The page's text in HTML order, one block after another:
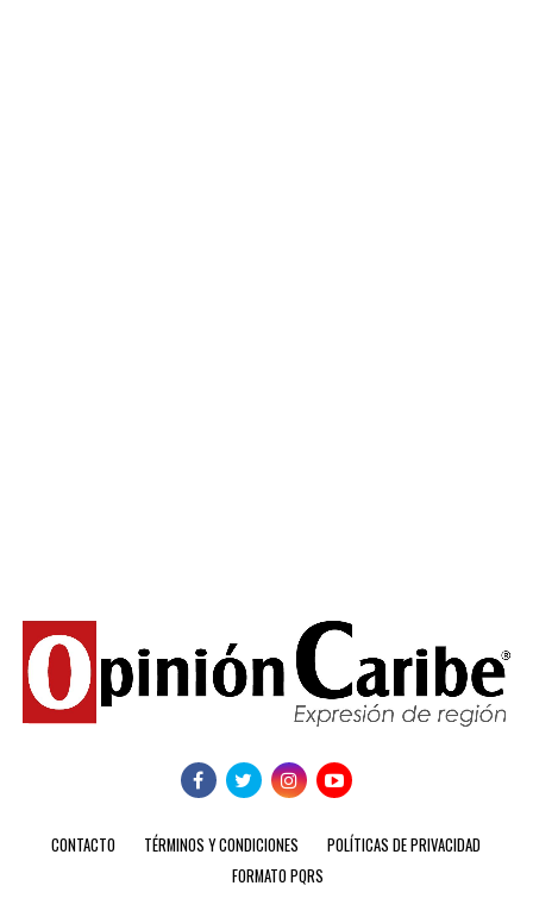
CONTACTO TÉRMINOS Y CONDICIONES
POLÍTICAS DE PRIVACIDAD
FORMATO PQRS